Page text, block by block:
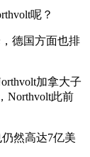
呢？
德国方面也排
加拿大子
Northvolt此前
然高达7亿美